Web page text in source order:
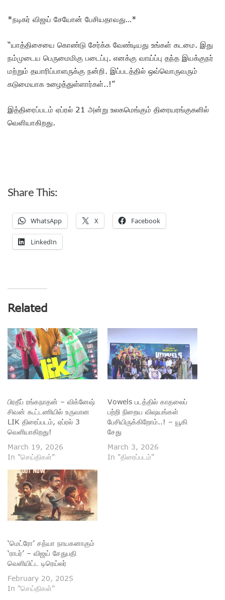
*நடிகர் விஜய் சேயோன் பேசியதாவது…*
“யாத்திசையை கொண்டு சேர்க்க வேண்டியது உங்கள் கடமை. இது
நம்முடைய பெருமைமிகு படைப்பு. எனக்கு வாய்ப்பு தந்த இயக்குநர்
மற்றும் தயாரிப்பாளருக்கு நன்றி. இப்படத்தில் ஒவ்வொருவரும்
கடுமையாக உழைத்துள்ளார்கள்..!”
இத்திரைப்படம் ஏப்ரல் 21 அன்று உலகமெங்கும் திரையரங்குகளில்
வெளியாகிறது.
Share This:
WhatsApp X Facebook
LinkedIn
Related
பிரதீப் ரங்கநாதன் – விக்னேஷ்
சிவன் கூட்டணியில் உருவான
LIK திரைப்படம், ஏப்ரல் 3
வெளியாகிறது!
March 19, 2026
In "செய்திகள்"
Vowels படத்தில் காதலைப்
பற்றி நிறைய விஷயங்கள்
பேசியிருக்கிறோம்..! – யூகி
சேது
March 3, 2026
In "திரைப்படம்"
‘மெட்ரோ’ சத்யா நாயகனாகும்
‘ராபர்’ – விஜய் சேதுபதி
வெளியிட்ட டிரெய்லர்
February 20, 2025
In "செய்திகள்"